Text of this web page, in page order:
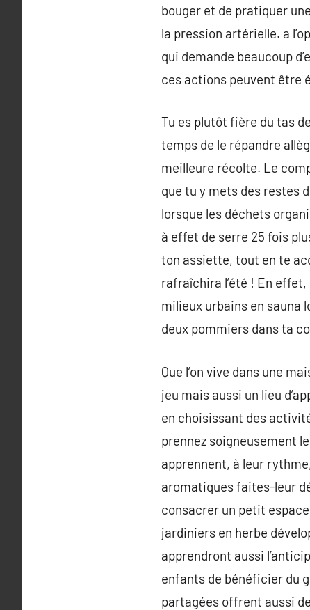
bouger et de pratiquer
la pression artérielle. a
qui demande beaucoup
ces actions peuvent être
Tu es plutôt fière du tas
temps de le répandre
meilleure récolte. Le
que tu y mets des restes
lorsque les déchets
à effet de serre 25 fois
ton assiette, tout en te
rafraîchira l’été ! En
milieux urbains en sauna
deux pommiers dans ta
Que l’on vive dans une
jeu mais aussi un lieu
en choisissant des
prennez soigneusement
apprennent, à leur
aromatiques faites-leur
consacrer un petit
jardiniers en herbe
apprendront aussi
enfants de bénéficier du
partagées offrent aussi